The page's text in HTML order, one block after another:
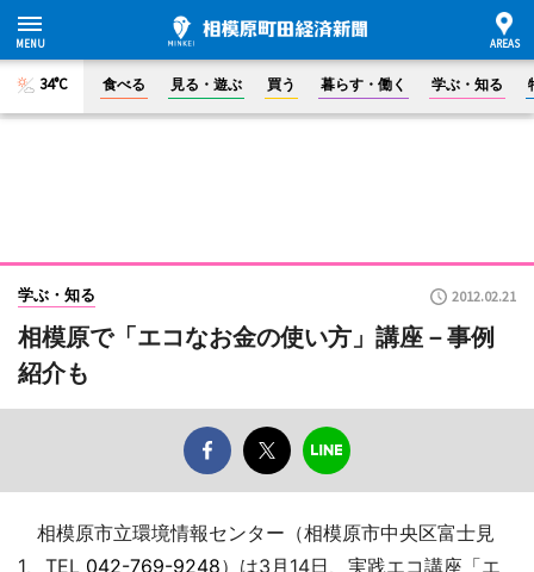
34°C 食べる 見る・遊ぶ 買う 暮らす・働く 学ぶ・知る
学ぶ・知る 2012.02.21
相模原で「エコなお金の使い方」講座－事例
紹介も
相模原市立環境情報センター（相模原市中央区富士見
1、TEL 042-769-9248）は3月14日、実践エコ講座「エ